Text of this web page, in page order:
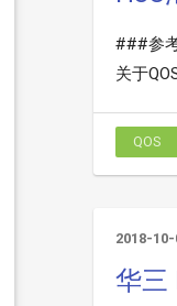
###参
关于
QOS
2018-
华三